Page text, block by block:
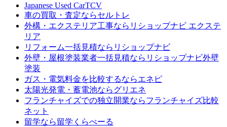
Japanese Used CarTCV
車の買取・査定ならセルトレ
外構・エクステリア工事なら リショップナビ エクステ
リア
リフォーム一括見積なら リショップナビ
外壁・屋根塗装業者一括見積なら リショップナビ外壁
塗装
ガス・電気料金を比較するならエネピ
太陽光発電・蓄電池ならグリエネ
フランチャイズでの独立開業ならフランチャイズ比較
ネット
留学なら留学くらべーる